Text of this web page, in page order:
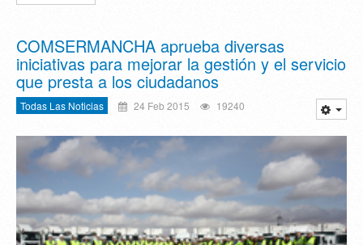
COMSERMANCHA aprueba diversas
iniciativas para mejorar la gestión y el servicio
que presta a los ciudadanos
Todas Las Noticias 24 Feb 2015 19240